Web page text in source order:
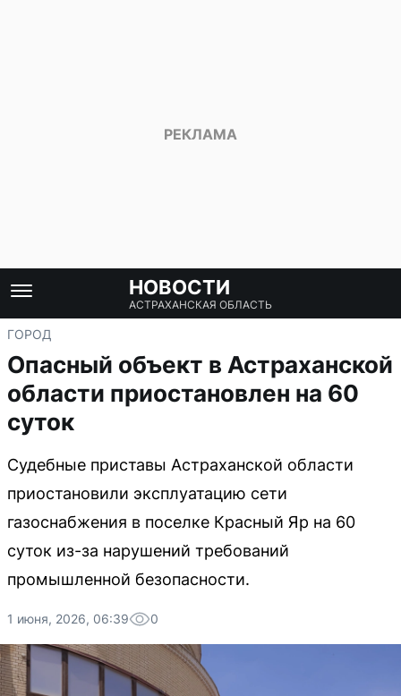
НОВОСТИ
АСТРАХАНСКАЯ ОБЛАСТЬ
ГОРОД
Опасный объект в Астраханской
области приостановлен на 60
суток
Судебные приставы Астраханской области
приостановили эксплуатацию сети
газоснабжения в поселке Красный Яр на 60
суток из-за нарушений требований
промышленной безопасности.
1 июня, 2026, 06:39 0